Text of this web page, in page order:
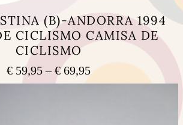
(B)-ANDORRA 1994
CICLISMO CAMISA DE
CICLISMO
€ 59,95 – €69,95Price
range: